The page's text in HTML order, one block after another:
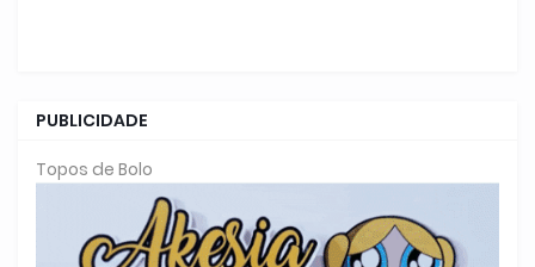
PUBLICIDADE
Topos de Bolo